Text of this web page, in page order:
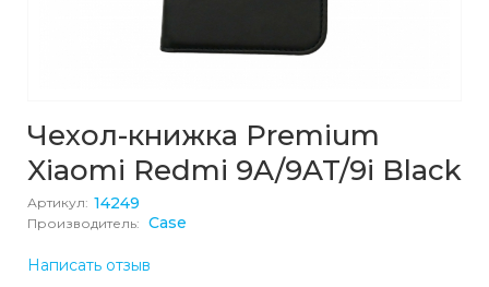
Чехол-книжка Premium
Xiaomi Redmi 9A/9AT/9i Black
Артикул: 14249
Производитель: Case
Написать отзыв